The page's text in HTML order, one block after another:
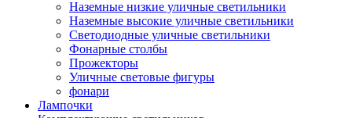
Наземные низкие уличные светильники
Наземные высокие уличные светильники
Светодиодные уличные светильники
Фонарные столбы
Прожекторы
Уличные световые фигуры
фонари
Лампочки